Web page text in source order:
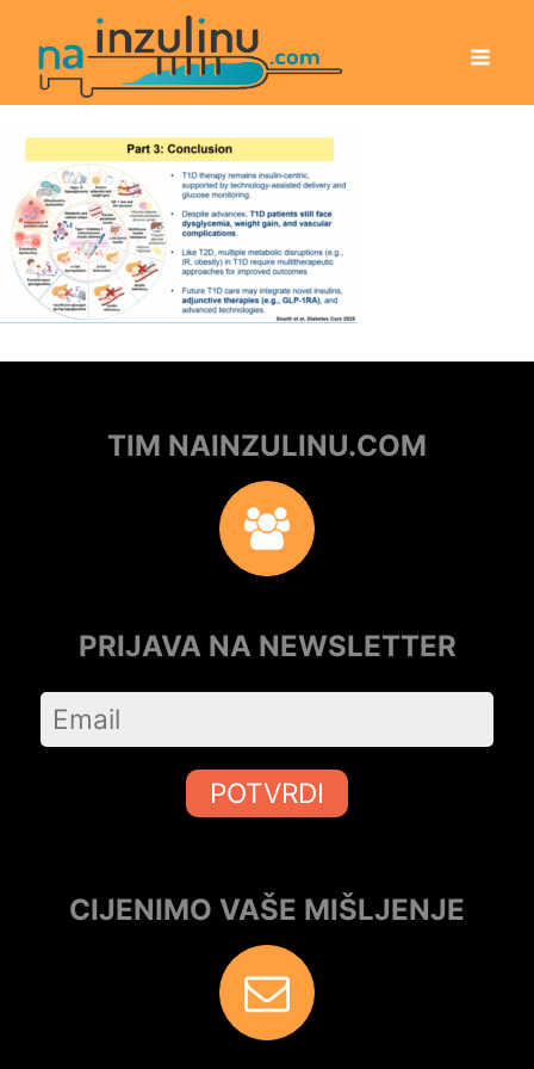
TIM NAINZULINU.COM
PRIJAVA NA NEWSLETTER
POTVRDI
CIJENIMO VAŠE MIŠLJENJE